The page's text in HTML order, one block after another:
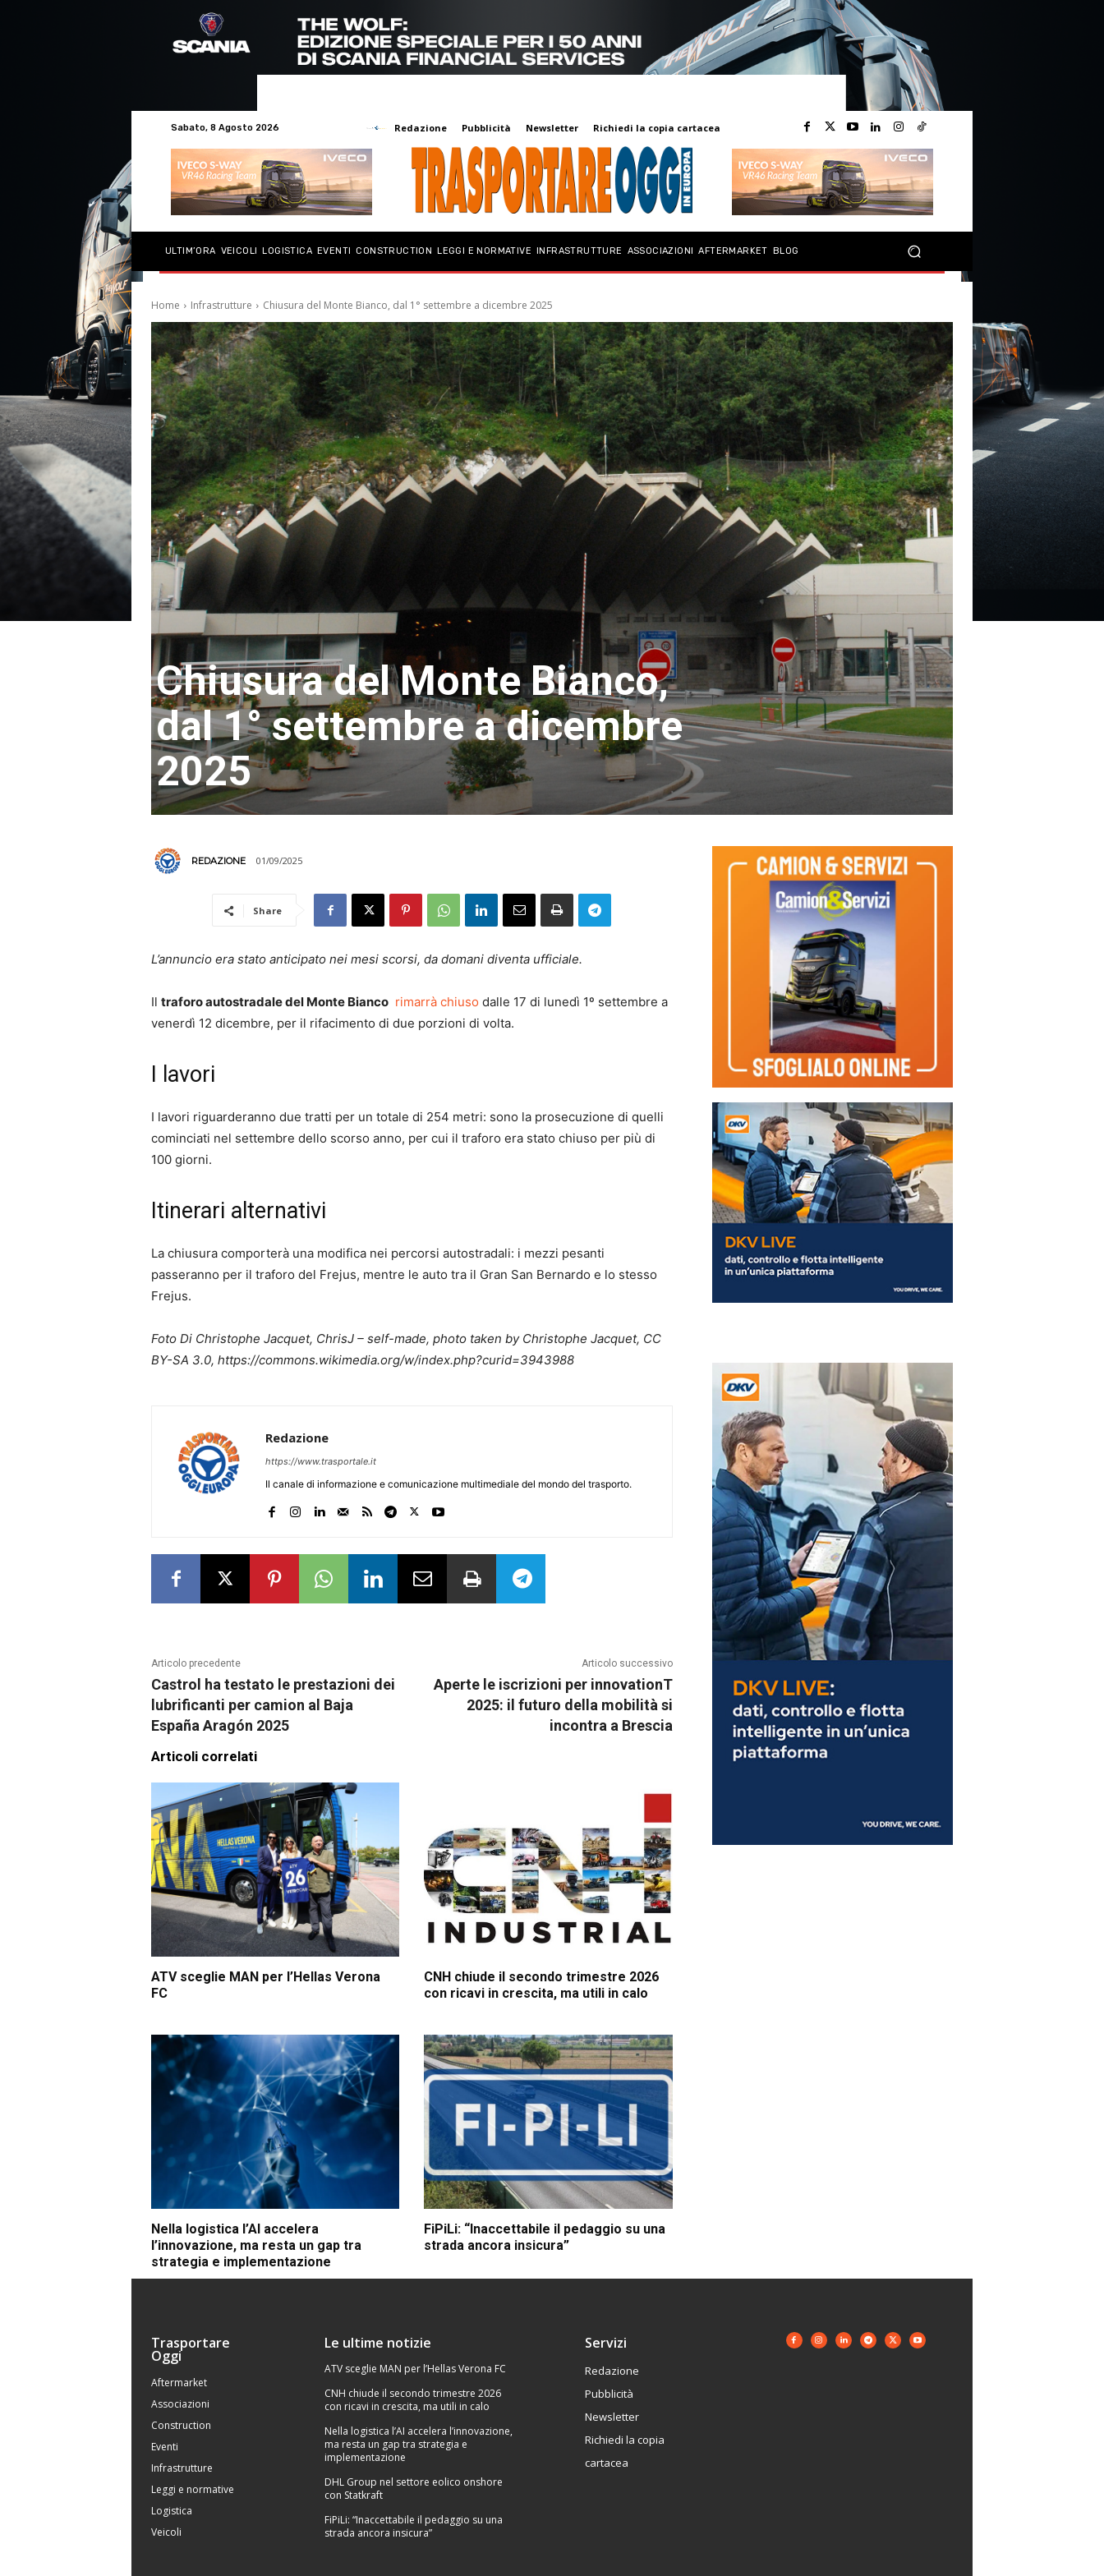
Sabato, 8 Agosto 2026 Redazione Pubblicità Newsletter Richiedi la copia cartacea
ULTIM’ORA VEICOLI LOGISTICA EVENTI CONSTRUCTION LEGGI E NORMATIVE INFRASTRUTTURE ASSOCIAZIONI AFTERMARKET BLOG
Home Infrastrutture Chiusura del Monte Bianco, dal 1° settembre a dicembre 2025
Chiusura del Monte Bianco,
dal 1° settembre a dicembre
2025
REDAZIONE 01/09/2025
Share
L’annuncio era stato anticipato nei mesi scorsi, da domani diventa ufficiale.
Il traforo autostradale del Monte Bianco rimarrà chiuso dalle 17 di lunedì 1º settembre a
venerdì 12 dicembre, per il rifacimento di due porzioni di volta.
I lavori
I lavori riguarderanno due tratti per un totale di 254 metri: sono la prosecuzione di quelli
cominciati nel settembre dello scorso anno, per cui il traforo era stato chiuso per più di
100 giorni.
Itinerari alternativi
La chiusura comporterà una modifica nei percorsi autostradali: i mezzi pesanti
passeranno per il traforo del Frejus, mentre le auto tra il Gran San Bernardo e lo stesso
Frejus.
Foto Di Christophe Jacquet, ChrisJ – self-made, photo taken by Christophe Jacquet, CC
BY-SA 3.0, https://commons.wikimedia.org/w/index.php?curid=3943988
Redazione
https://www.trasportale.it
Il canale di informazione e comunicazione multimediale del mondo del trasporto.
Articolo precedente
Castrol ha testato le prestazioni dei
lubrificanti per camion al Baja
España Aragón 2025
Articolo successivo
Aperte le iscrizioni per innovationT
2025: il futuro della mobilità si
incontra a Brescia
Articoli correlati
ATV sceglie MAN per l’Hellas Verona
FC
CNH chiude il secondo trimestre 2026
con ricavi in crescita, ma utili in calo
Nella logistica l’AI accelera
l’innovazione, ma resta un gap tra
strategia e implementazione
FiPiLi: “Inaccettabile il pedaggio su una
strada ancora insicura”
Trasportare
Oggi
Aftermarket
Associazioni
Construction
Eventi
Infrastrutture
Leggi e normative
Logistica
Veicoli
Le ultime notizie
ATV sceglie MAN per l’Hellas Verona FC
CNH chiude il secondo trimestre 2026
con ricavi in crescita, ma utili in calo
Nella logistica l’AI accelera l’innovazione,
ma resta un gap tra strategia e
implementazione
DHL Group nel settore eolico onshore
con Statkraft
FiPiLi: “Inaccettabile il pedaggio su una
strada ancora insicura”
Servizi
Redazione
Pubblicità
Newsletter
Richiedi la copia
cartacea